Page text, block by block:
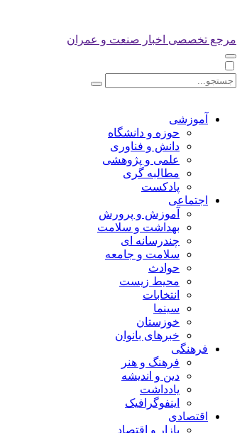
مرجع تخصصی اخبار صنعت و عمران
آموزشی
حوزه و دانشگاه
دانش و فناوری
علمی و پژوهشی
مطالبه گری
پادکست
اجتماعی
آموزش و پرورش
بهداشت و سلامت
چندرسانه ای
سلامت و جامعه
حوادث
محیط زیست
انتخابات
سینما
خوزستان
خبرهای بانوان
فرهنگی
فرهنگ و هنر
دین و اندیشه
یادداشت
اینفوگرافیک
اقتصادی
بازار و اقتصاد